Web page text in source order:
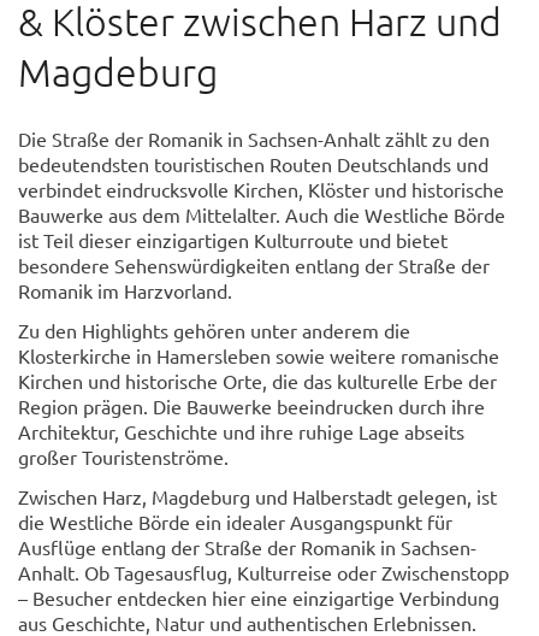
& Klöster zwischen Harz und
Magdeburg
Die Straße der Romanik in Sachsen-Anhalt zählt zu den
bedeutendsten touristischen Routen Deutschlands und
verbindet eindrucksvolle Kirchen, Klöster und historische
Bauwerke aus dem Mittelalter. Auch die Westliche Börde
ist Teil dieser einzigartigen Kulturroute und bietet
besondere Sehenswürdigkeiten entlang der Straße der
Romanik im Harzvorland.
Zu den Highlights gehören unter anderem die
Klosterkirche in Hamersleben sowie weitere romanische
Kirchen und historische Orte, die das kulturelle Erbe der
Region prägen. Die Bauwerke beeindrucken durch ihre
Architektur, Geschichte und ihre ruhige Lage abseits
großer Touristenströme.
Zwischen Harz, Magdeburg und Halberstadt gelegen, ist
die Westliche Börde ein idealer Ausgangspunkt für
Ausflüge entlang der Straße der Romanik in Sachsen-
Anhalt. Ob Tagesausflug, Kulturreise oder Zwischenstopp
– Besucher entdecken hier eine einzigartige Verbindung
aus Geschichte, Natur und authentischen Erlebnissen.